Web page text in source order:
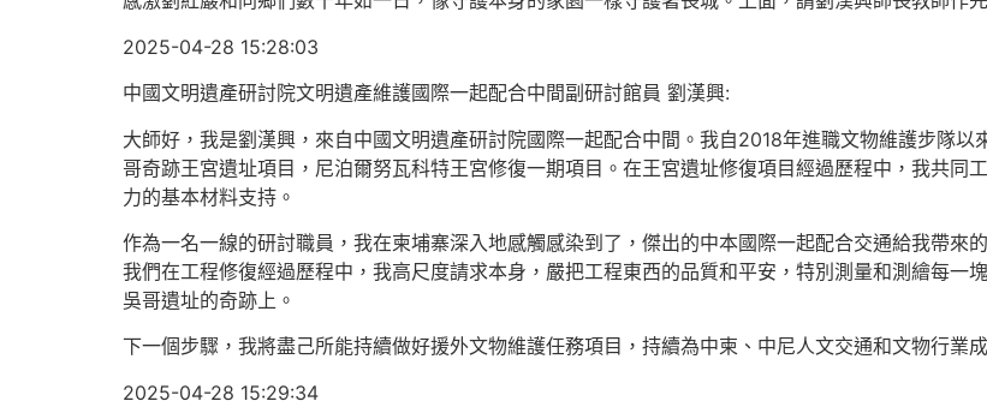
2025-04-28 15:28:03
中國文明遺產研討院文明遺產維護國際一起配合中間副研討館員 劉漢興:
大師好，我是劉漢興，來自中國文明遺產研討院國際一起配合中間。我自2018年進職文物維護步隊
哥奇跡王宮遺址項目，尼泊爾努瓦科特王宮修復一期項目。在王宮遺址修復項目經過歷程中，我共同
力的基本材料支持。
作為一名一線的研討職員，我在柬埔寨深入地感觸感染到了，傑出的中本國際一起配合交通給我帶來
我們在工程修復經過歷程中，我高尺度請求本身，嚴把工程東西的品質和平安，特別測量和測繪每一
吳哥遺址的奇跡上。
下一個步驟，我將盡己所能持續做好援外文物維護任務項目，持續為中柬、中尼人文交通和文物行業
2025-04-28 15:29:34